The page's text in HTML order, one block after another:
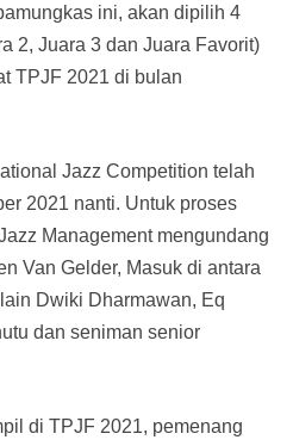
ini, akan dipilih 4
2, Juara 3 dan Juara Favorit)
TPJF 2021 di bulan
Jazz Competition telah
2021 nanti. Untuk proses
Management mengundang
Van Gelder, Masuk di antara
Dwiki Dharmawan, Eq
dan seniman senior
di TPJF 2021, pemenang